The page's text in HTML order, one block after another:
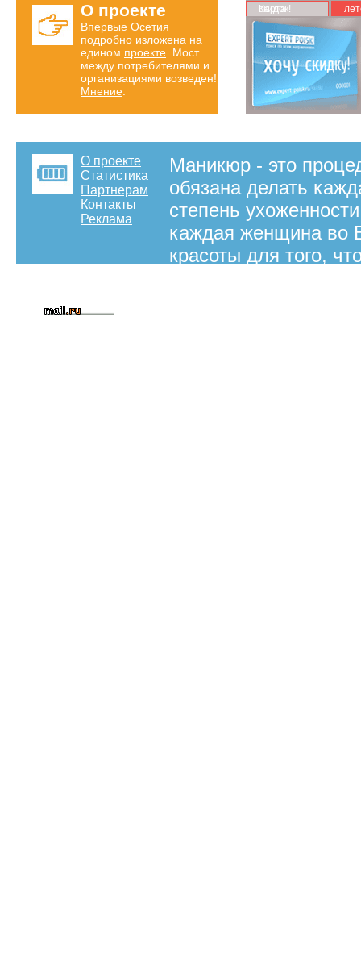
О проекте
Впервые Осетия
подробно изложена на
едином проекте . Мост
между потребителями и
организациями возведен!
Мнение
Карта скидок!
О проекте
Статистика
Партнерам
Контакты
Реклама
Маникюр - это
обязана делать
степень
каждая женщина во
красоты для того,